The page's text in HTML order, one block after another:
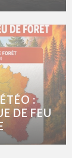
:
DE FEU